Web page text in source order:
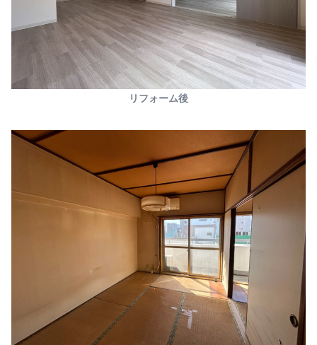
リフォーム後